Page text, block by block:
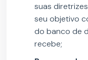
suas
seu objetivo
do banco de
recebe;